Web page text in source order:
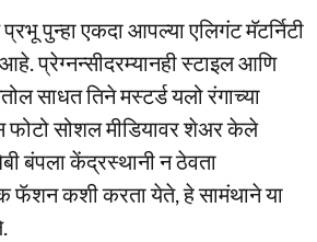
पुन्हा एकदा आपल्या एलिगंट मॅटर्निटी
प्रेग्नन्सीदरम्यानही स्टाइल आणि
साधत तिने मस्टर्ड यलो रंगाच्या
फोटो सोशल मीडियावर शेअर केले
बंपला केंद्रस्थानी न ठेवता
फॅशन कशी करता येते, हे सामंथाने या